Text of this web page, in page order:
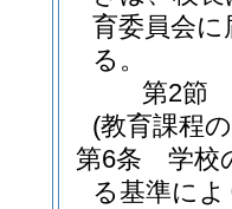
育委員会
る。
第2節
(教育課程
第6条
学校
る基準に